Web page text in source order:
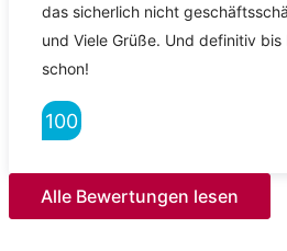
das sicherlich nicht
und Viele Grüße. Und definitiv bis
schon!
100
Alle Bewertungen lesen